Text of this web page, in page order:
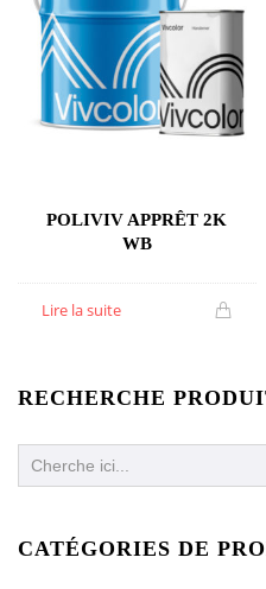
POLIVIV APPRÊT 2K
WB
Lire la suite
RECHERCHE
Search
for:
CATÉGORIES DE